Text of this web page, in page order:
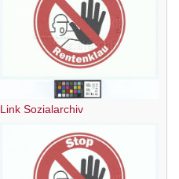
Link Sozialarchiv